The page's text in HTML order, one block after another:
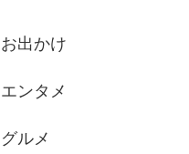
お出かけ
エンタメ
グルメ